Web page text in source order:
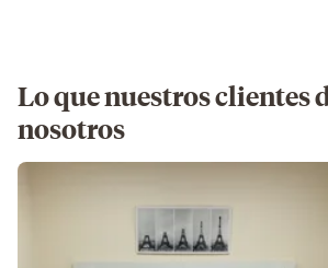
Lo que nuestros clientes
nosotros